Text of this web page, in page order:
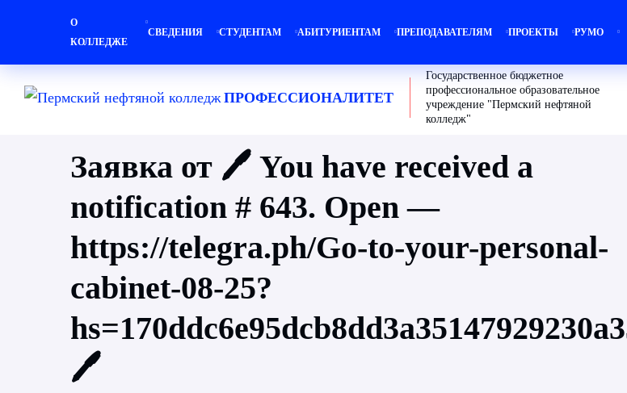
О
КОЛЛЕДЖЕ
СВЕДЕНИЯ СТУДЕНТАМ АБИТУРИЕНТАМ ПРЕПОДАВАТЕЛЯМ ПРОЕКТЫ РУМО
ПРОФЕССИОНАЛИТЕТ
Государственное бюджетное
профессиональное образовательное
учреждение "Пермский нефтяной
колледж"
Заявка от 🖊 You have received a
notification # 643. Open —
https://telegra.ph/Go-to-your-personal-
cabinet-08-25?
🖊